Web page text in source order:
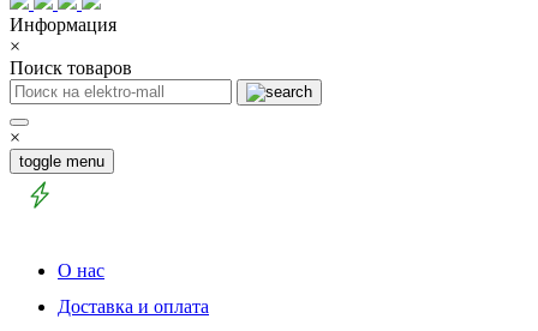
Информация
×
Поиск товаров
×
toggle menu
О нас
Доставка и оплата